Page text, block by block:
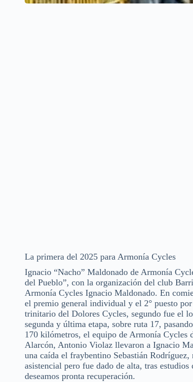
La primera del 2025 para Armonía Cycles
Ignacio “Nacho” Maldonado de Armonía
del Pueblo”, con la organización del club
Armonía Cycles Ignacio Maldonado. En
el premio general individual y el 2° puesto
trinitario del Dolores Cycles, segundo fue el
segunda y última etapa, sobre ruta 17,
170 kilómetros, el equipo de Armonía Cycles
Alarcón, Antonio Violaz llevaron a Ignacio
una caída el fraybentino Sebastián
asistencial pero fue dado de alta, tras
deseamos pronta recuperación.